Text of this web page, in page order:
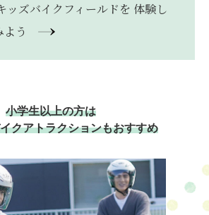
ッズバイクフィールドを 体験し
よう
小学生以上の方は
クアトラクションもおすすめ